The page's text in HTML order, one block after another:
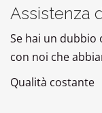
Assistenza
Se hai un
con noi che
Qualità costante